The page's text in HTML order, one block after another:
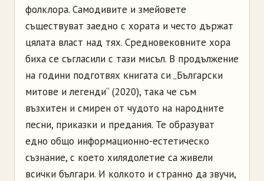
фолклора. Самодивите и змейовете
съществуват заедно с хората и често държат
цялата власт над тях. Средновековните хора
биха се съгласили с тази мисъл. В продължение
на години подготвях книгата си „Български
митове и легенди“ (2020), така че съм
възхитен и смирен от чудото на народните
песни, приказки и предания. Те образуват
едно общо информационно-естетическо
съзнание, с което хилядолетие са живели
всички българи. И колкото и странно да звучи,